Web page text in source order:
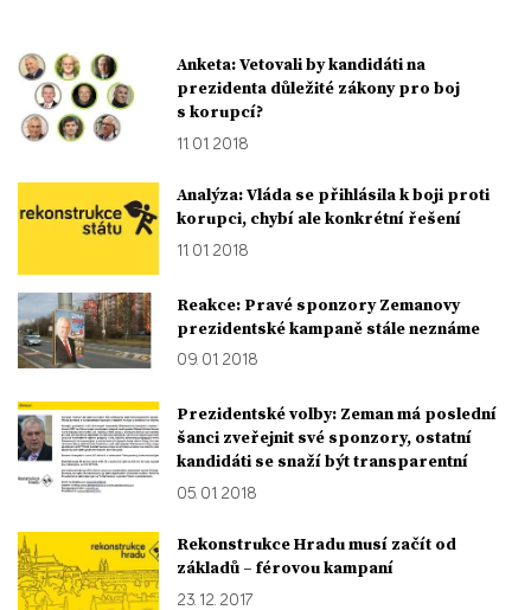
Anketa: Vetovali by kandidáti na
prezidenta důležité zákony pro boj
s korupcí?
11. 01. 2018
Analýza: Vláda se přihlásila k boji proti
korupci, chybí ale konkrétní řešení
11. 01. 2018
Reakce: Pravé sponzory Zemanovy
prezidentské kampaně stále neznáme
09. 01. 2018
Prezidentské volby: Zeman má poslední
šanci zveřejnit své sponzory, ostatní
kandidáti se snaží být transparentní
05. 01. 2018
Rekonstrukce Hradu musí začít od
základů – férovou kampaní
23. 12. 2017